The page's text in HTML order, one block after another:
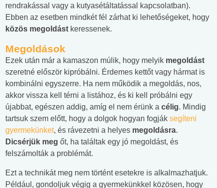
rendrakással vagy a kutyasétáltatással kapcsolatban).
Ebben az esetben mindkét fél zárhat ki lehetőségeket, hogy
közös megoldást keressenek.
Megoldások
Ezek után már a kamaszon múlik, hogy melyik megoldást
szeretné először kipróbálni. Érdemes kettőt vagy hármat is
kombinálni egyszerre. Ha nem működik a megoldás, nos,
akkor vissza kell térni a listához, és ki kell próbálni egy
újabbat, egészen addig, amíg el nem érünk a célig. Mindig
tartsuk szem előtt, hogy a dolgok hogyan fogják segíteni
gyermekünket, és rávezetni a helyes megoldásra.
Dicsérjük meg őt, ha találtak egy jó megoldást, és
felszámolták a problémát.
Ezt a technikát meg nem történt esetekre is alkalmazhatjuk.
Például, gondoljuk végig a gyermekünkkel közösen, hogy